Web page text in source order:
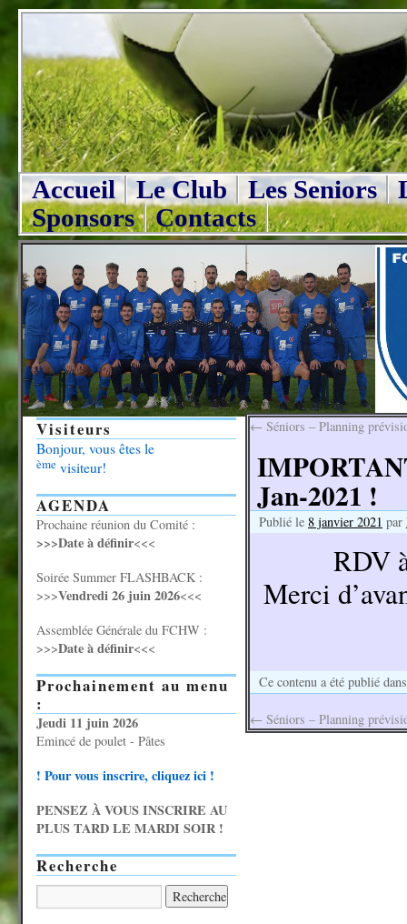
Accueil Le Club Les Seniors
Sponsors
Contacts
← Séniors – Planning
Jan-2021 !
Publié le 8 janvier 2021 par
RDV
Merci
Ce contenu a été publié
← Séniors – Planning
Visiteurs
Bonjour, vous êtes le
ème visiteur!
AGENDA
Prochaine réunion du Comité :
>>>Date à définir<<<
Soirée Summer FLASHBACK :
>>>Vendredi 26 juin 2026<<<
Assemblée Générale du FCHW :
>>>Date à définir<<<
Prochainement au menu
:
Jeudi 11 juin 2026
Emincé de poulet - Pâtes
! Pour vous inscrire, cliquez ici !
PENSEZ À VOUS INSCRIRE AU
PLUS TARD LE MARDI SOIR !
Recherche